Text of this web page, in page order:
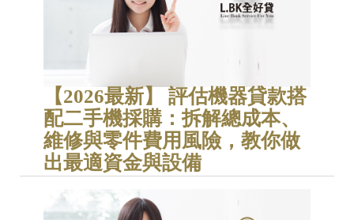
【2026最新】 評估機器貸款搭
配二手機採購：拆解總成本、
維修與零件費用風險，教你做
出最適資金與設備